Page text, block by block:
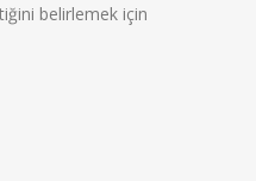
belirlemek için